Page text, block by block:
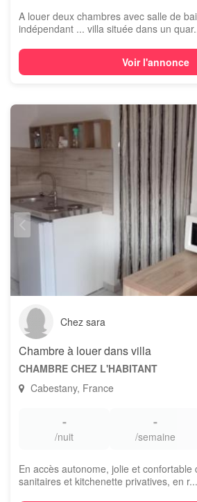
A louer deux chambres avec salle de
indépendant ... villa située dans un
Voir l'annonce
Chez sara
Chambre à louer dans villa
CHAMBRE CHEZ L'HABITANT
Cabestany, France
-
/nuit
-
/semaine
En accès autonome, jolie et confortable
sanitaires et kitchenette privatives, en r...